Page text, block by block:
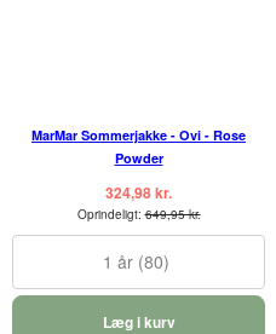
MarMar Sommerjakke - Ovi - Rose
Powder
324,98 kr.
Oprindeligt:649,95 kr.
1 år (80)
Læg i kurv